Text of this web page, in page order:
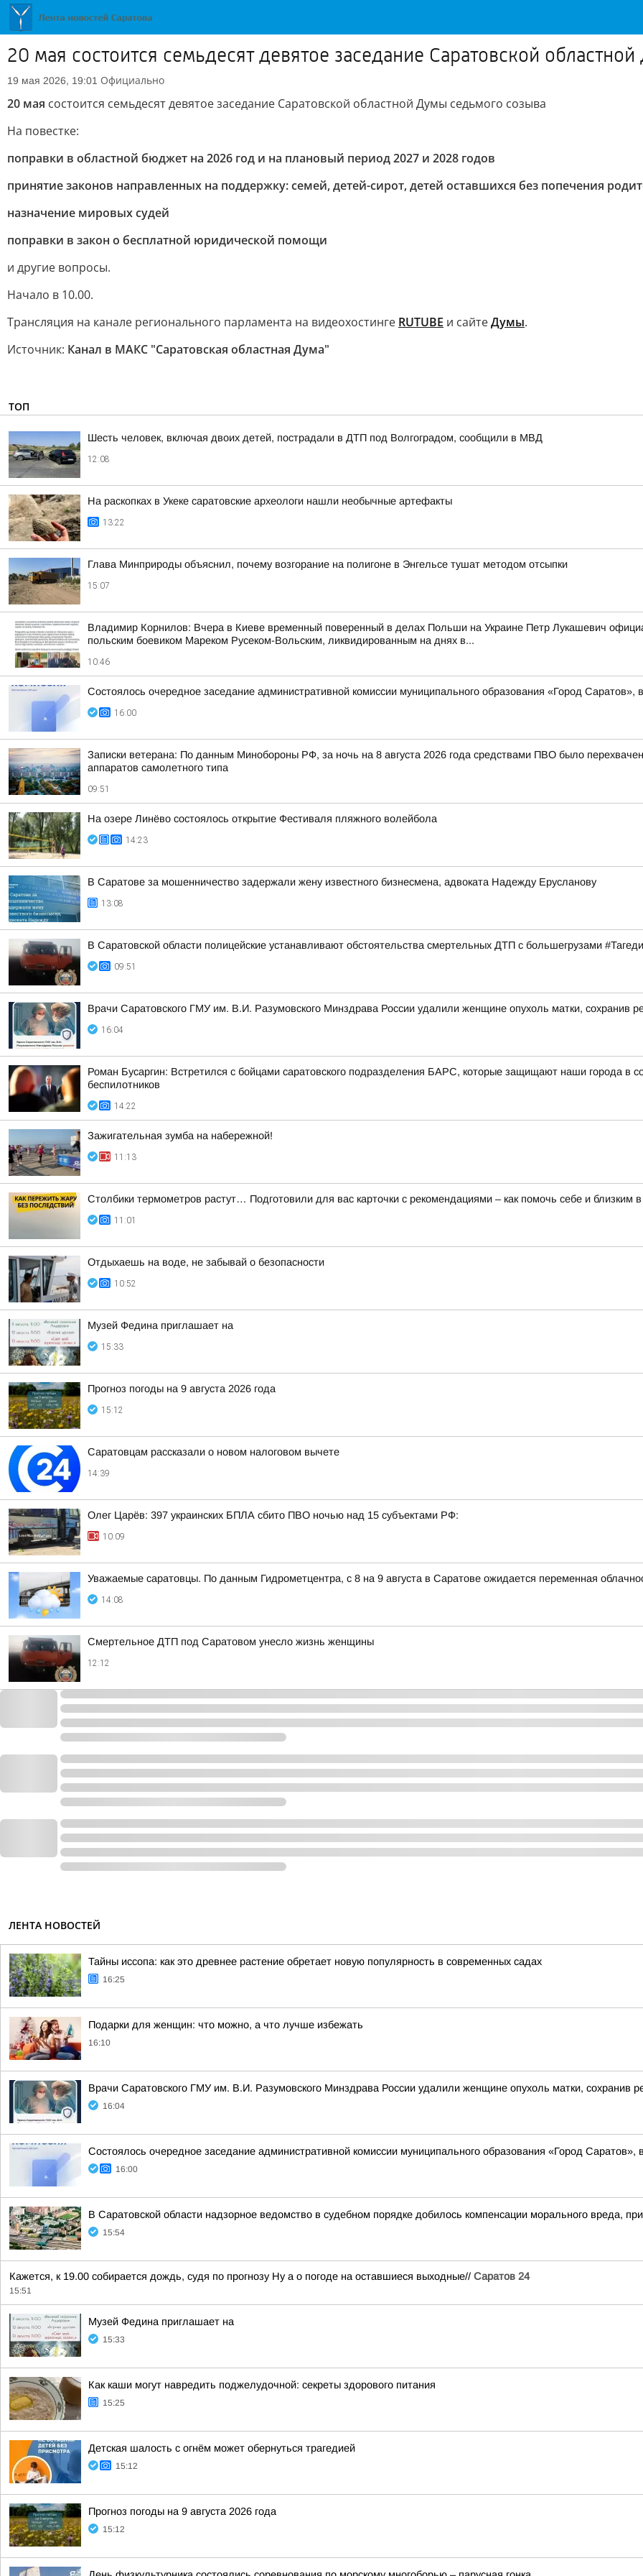
20 мая состоится семьдесят девятое заседание Саратовской
19 мая 2026, 19:01 Официально
20 мая состоится семьдесят девятое заседание Саратовской областной Думы седьмого созыва
На повестке:
поправки в областной бюджет на 2026 год и на плановый период 2027 и 2028 годов
принятие законов направленных на поддержку: семей, детей-сирот, детей оставшихся без попечения
назначение мировых судей
поправки в закон о бесплатной юридической помощи
и другие вопросы.
Начало в 10.00.
Трансляция на канале регионального парламента на видеохостинге RUTUBE и сайтеДумы.
Источник: Канал в МАКС "Саратовская областная Дума"
ТОП
Шесть человек, включая двоих детей, пострадали в ДТП под Волгоградом, сообщили в МВД
12:08
На раскопках в Укеке саратовские археологи нашли необычные артефакты
13:22
Глава Минприроды объяснил, почему возгорание на полигоне в Энгельсе тушат методом отсыпки
15:07
Владимир Корнилов: Вчера в Киеве временный поверенный в делах Польши на Украине Петр Лукашевич
польским боевиком Мареком Русеком-Вольским, ликвидированным на днях в...
10:46
Состоялось очередное заседание административной комиссии муниципального образования «Город Саратов»,
16:00
Записки ветерана: По данным Минобороны РФ, за ночь на 8 августа 2026 года средствами ПВО было
аппаратов самолетного типа
09:51
На озере Линёво состоялось открытие Фестиваля пляжного волейбола
14:23
В Саратове за мошенничество задержали жену известного бизнесмена, адвоката Надежду Ерусланову
13:08
В Саратовской области полицейские устанавливают обстоятельства смертельных ДТП с большегрузами
09:51
Врачи Саратовского ГМУ им. В.И. Разумовского Минздрава России удалили женщине опухоль матки, сохранив
16:04
Роман Бусаргин: Встретился с бойцами саратовского подразделения БАРС, которые защищают наши города в
беспилотников
14:22
Зажигательная зумба на набережной!
11:13
Столбики термометров растут… Подготовили для вас карточки с рекомендациями – как помочь себе и близким
11:01
Отдыхаешь на воде, не забывай о безопасности
10:52
Музей Федина приглашает на
15:33
Прогноз погоды на 9 августа 2026 года
15:12
Саратовцам рассказали о новом налоговом вычете
14:39
Олег Царёв: 397 украинских БПЛА сбито ПВО ночью над 15 субъектами РФ:
10:09
Уважаемые саратовцы. По данным Гидрометцентра, с 8 на 9 августа в Саратове ожидается переменная
14:08
Смертельное ДТП под Саратовом унесло жизнь женщины
12:12
ЛЕНТА НОВОСТЕЙ
Тайны иссопа: как это древнее растение обретает новую популярность в современных садах
16:25
Подарки для женщин: что можно, а что лучше избежать
16:10
Врачи Саратовского ГМУ им. В.И. Разумовского Минздрава России удалили женщине опухоль матки, сохранив
16:04
Состоялось очередное заседание административной комиссии муниципального образования «Город Саратов»,
16:00
В Саратовской области надзорное ведомство в судебном порядке добилось компенсации морального вреда,
15:54
Кажется, к 19.00 собирается дождь, судя по прогнозу Ну а о погоде на оставшиеся выходные// Саратов 24
15:51
Музей Федина приглашает на
15:33
Как каши могут навредить поджелудочной: секреты здорового питания
15:25
Детская шалость с огнём может обернуться трагедией
15:12
Прогноз погоды на 9 августа 2026 года
15:12